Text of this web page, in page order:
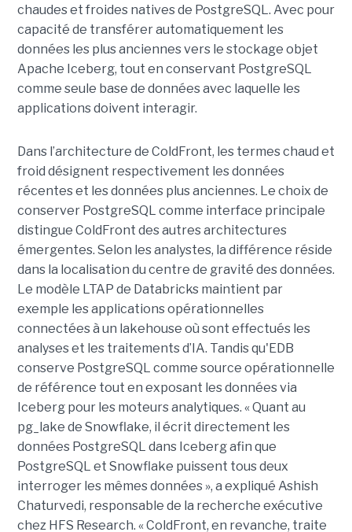
chaudes et froides natives de PostgreSQL. Avec pour
capacité de transférer automatiquement les
données les plus anciennes vers le stockage objet
Apache Iceberg, tout en conservant PostgreSQL
comme seule base de données avec laquelle les
applications doivent interagir.
Dans l’architecture de ColdFront, les termes chaud et
froid désignent respectivement les données
récentes et les données plus anciennes. Le choix de
conserver PostgreSQL comme interface principale
distingue ColdFront des autres architectures
émergentes. Selon les analystes, la différence réside
dans la localisation du centre de gravité des données.
Le modèle LTAP de Databricks maintient par
exemple les applications opérationnelles
connectées à un lakehouse où sont effectués les
analyses et les traitements d’IA. Tandis qu'EDB
conserve PostgreSQL comme source opérationnelle
de référence tout en exposant les données via
Iceberg pour les moteurs analytiques. « Quant au
pg_lake de Snowflake, il écrit directement les
données PostgreSQL dans Iceberg afin que
PostgreSQL et Snowflake puissent tous deux
interroger les mêmes données », a expliqué Ashish
Chaturvedi, responsable de la recherche exécutive
chez HFS Research. « ColdFront, en revanche, traite